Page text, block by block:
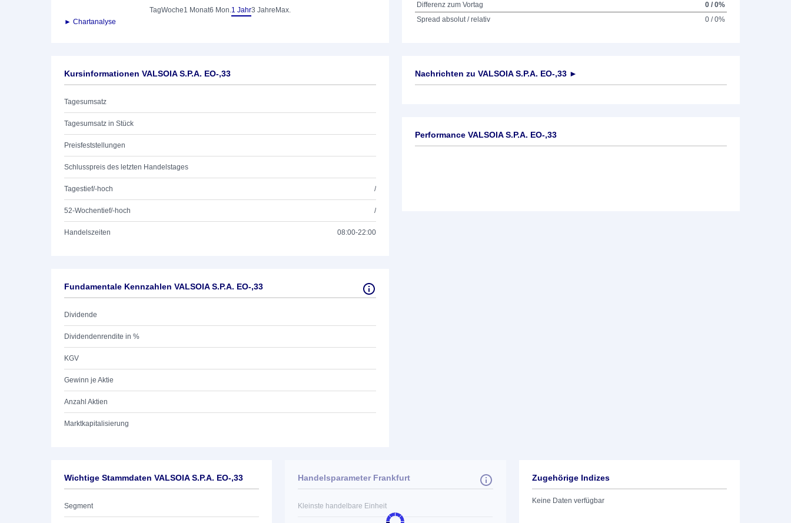
TagWoche1 Monat6 Mon.1 Jahr3 Jahre Max.
► Chartanalyse
Differenz zum Vortag
0 / 0%
Spread absolut / relativ
0 / 0%
Kursinformationen VALSOIA S.P.A. EO-,33
Tagesumsatz
Tagesumsatz in Stück
Preisfeststellungen
Schlusspreis des letzten Handelstages
Tagestief/-hoch /
52-Wochentief/-hoch /
Handelszeiten 08:00-22:00
Fundamentale Kennzahlen VALSOIA S.P.A. EO-,33
Dividende
Dividendenrendite in %
KGV
Gewinn je Aktie
Anzahl Aktien
Marktkapitalisierung
Nachrichten zu VALSOIA S.P.A. EO-,33 ►
Performance VALSOIA S.P.A. EO-,33
Wichtige Stammdaten VALSOIA S.P.A. EO-,33
Segment
Handelsparameter Frankfurt
Kleinste handelbare Einheit
Zugehörige Indizes
Keine Daten verfügbar